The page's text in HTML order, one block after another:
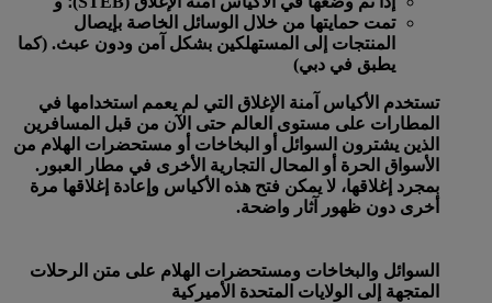
تمت حمايتها من خلال الوسائل الخاصة بإيصال
المنتجات إلى المستهلكين بشكل آمن ودون عبث. (كما
يطبق في دبي)
تستخدم الأكياس آمنة الإغلاق التي لم يعمم استخدامها في
المطارات على مستوى العالم حتى الآن من قبل المسافرين
الذين يشترون السوائل أو البخاخات أو مستحضرات الهلام من
الأسواق الحرة أو المحال التجارية الأخرى في مطار العبور.
بمجرد إغلاقها، لا يمكن فتح هذه الأكياس وإعادة إغلاقها مرة
أخرى دون ظهور آثار واضحة.
السوائل والبخاخات ومستحضرات الهلام على متن الرحلات
المتجهة إلى الولايات المتحدة الأميركية